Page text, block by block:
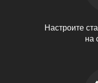
Настроите
на